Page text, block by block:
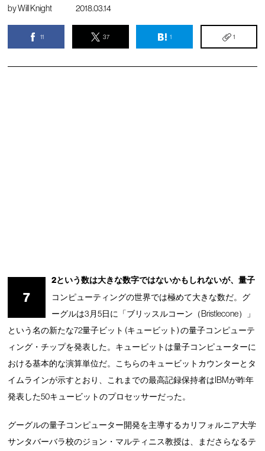
byWill Knight 2018.03.14
11 37 1 1
7
2という数は大きな数字ではないかもしれないが、量子
コンピューティングの世界では極めて大きな数だ。グ
ーグルは3月5日に「ブリッスルコーン（Bristlecone）」
という名の新たな72量子ビット (キュービット) の量子コンピューテ
ィング・チップを発表した。キュービットは量子コンピューターに
おける基本的な演算単位だ。こちらのキュービットカウンターとタ
イムラインが示すとおり、これまでの最高記録保持者はIBMが昨年
発表した50キュービットのプロセッサーだった。
グーグルの量子コンピューター開発を主導するカリフォルニア大学
サンタバーバラ校のジョン・マルティニス教授は、まださらなるテ